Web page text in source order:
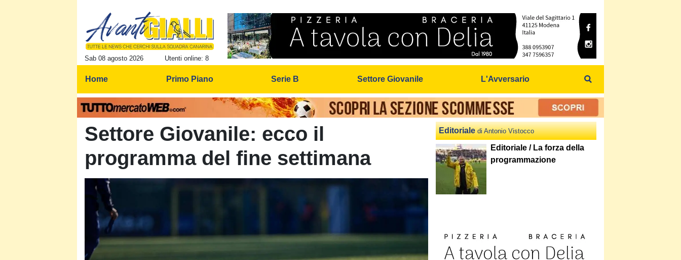
Sab 08 agosto 2026 Utenti online: 8
Home Primo Piano Serie B Settore Giovanile L'Avversario
Settore Giovanile: ecco il
programma del fine settimana
Editoriale di Antonio Vistocco
Editoriale / La forza della
programmazione